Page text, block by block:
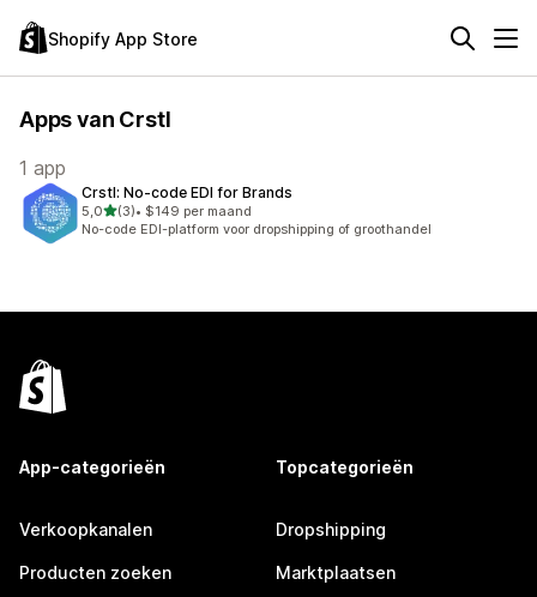
Shopify App Store
Apps van Crstl
1 app
Crstl: No‑code EDI for Brands
5,0van 5 sterren
(3)
3 recensies in totaal
• $149 per maand
No-code EDI-platform voor dropshipping of groothandel
App-categorieën
Verkoopkanalen
Producten zoeken
Topcategorieën
Dropshipping
Marktplaatsen